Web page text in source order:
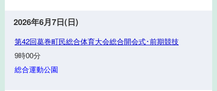
ポ
ツ
大
2026年6月7日(日)
第
葛
第42回葛巻町民総合体育大会総合開会式･前期競技
9時00分
総合運動公園